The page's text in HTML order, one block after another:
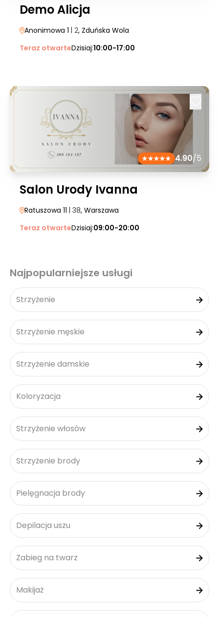
Demo Alicja
Anonimowa 1 | 2, Zduńska Wola
Teraz otwarteDzisiaj:10:00-17:00
4.90/5
Salon Urody Ivanna
Ratuszowa 11 | 38, Warszawa
Teraz otwarteDzisiaj:09:00-20:00
Najpopularniejsze usługi
Strzyżenie
Strzyżenie męskie
Strzyżenie damskie
Koloryzacja
Strzyżenie włosów
Strzyżenie brody
Pielęgnacja brody
Depilacja uszu
Zabieg na twarz
Makijaż